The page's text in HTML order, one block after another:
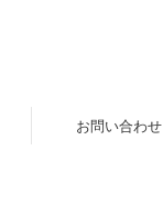
お問い合わせ